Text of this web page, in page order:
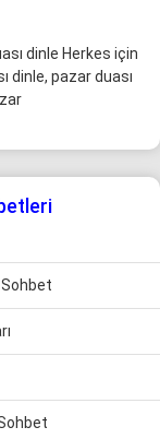
dinle Herkes için
dinle, pazar duası